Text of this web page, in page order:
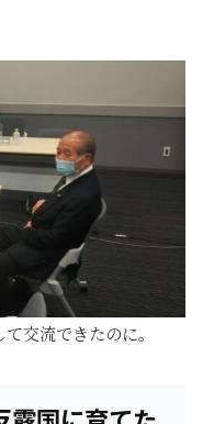
交流できたのに。